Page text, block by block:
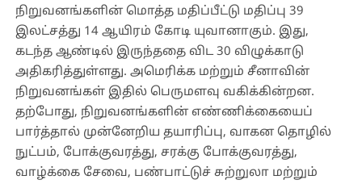
நிறுவனங்களின் மொத்த மதிப்பீட்டு மதிப்பு 39
இலட்சத்து 14 ஆயிரம் கோடி யுவானாகும். இது,
கடந்த ஆண்டில் இருந்ததை விட 30 விழுக்காடு
அதிகரித்துள்ளது. அமெரிக்க மற்றும் சீனாவின்
நிறுவனங்கள் இதில் பெருமளவு வகிக்கின்றன.
தற்போது, நிறுவனங்களின் எண்ணிக்கையைப்
பார்த்தால் முன்னேறிய தயாரிப்பு, வாகன தொழில்
நுட்பம், போக்குவரத்து, சரக்கு போக்குவரத்து,
வாழ்க்கை சேவை, பண்பாட்டுச் சுற்றுலா மற்றும்